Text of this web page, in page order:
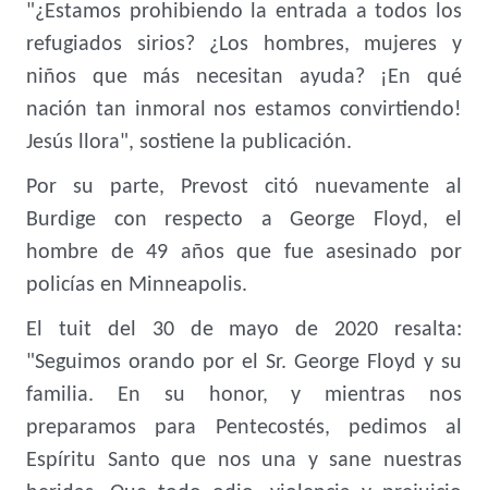
"¿Estamos prohibiendo la entrada a todos los
refugiados sirios? ¿Los hombres, mujeres y
niños que más necesitan ayuda? ¡En qué
nación tan inmoral nos estamos convirtiendo!
Jesús llora", sostiene la publicación.
Por su parte, Prevost citó nuevamente al
Burdige con respecto a George Floyd, el
hombre de 49 años que fue asesinado por
policías en Minneapolis.
El tuit del 30 de mayo de 2020 resalta:
"Seguimos orando por el Sr. George Floyd y su
familia. En su honor, y mientras nos
preparamos para Pentecostés, pedimos al
Espíritu Santo que nos una y sane nuestras